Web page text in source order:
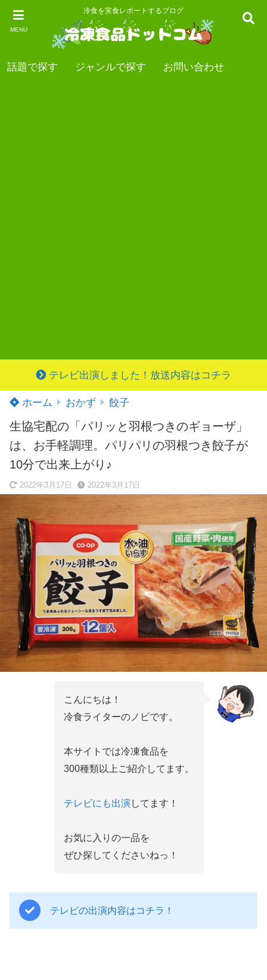
MENU
冷食を実食レポートするブログ
話題で探す ジャンルで探す お問い合わせ
テレビ出演しました！放送内容はコチラ
ホーム おかず 餃子
生協宅配の「パリッと羽根つきのギョーザ」
は、お手軽調理。パリパリの羽根つき餃子が
10分で出来上がり♪
2022年3月17日 2022年3月17日
こんにちは！
冷食ライターのノビです。
本サイトでは冷凍食品を
300種類以上ご紹介してます。
テレビにも出演してます！
お気に入りの一品を
ぜひ探してくださいねっ！
テレビの出演内容はコチラ！